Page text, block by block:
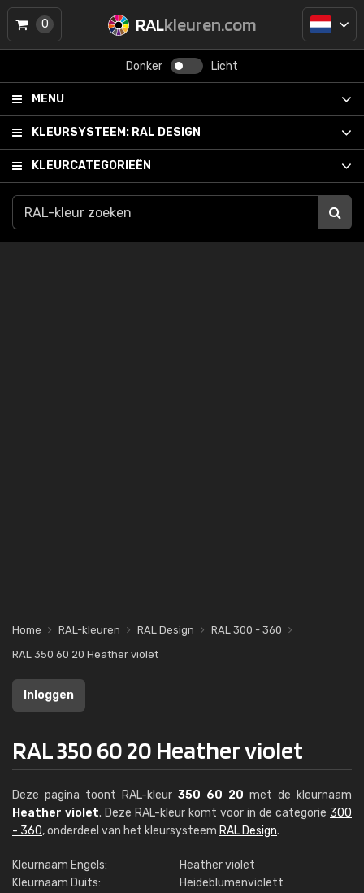
RALkleuren.com
Donker Licht
MENU
KLEURSYSTEEM: RAL DESIGN
KLEURCATEGORIEËN
0
Home RAL-kleuren RAL Design
RAL 300 - 360
RAL 350 60 20 Heather violet
Inloggen
RAL 350 60 20 Heather violet
Deze pagina toont RAL-kleur 350 60 20 met de kleurnaam
Heather violet. Deze RAL-kleur komt voor in de categorie 300
- 360, onderdeel van het kleursysteem RAL Design.
Kleurnaam Engels:
Heather violet
Kleurnaam Duits:
Heideblumenviolett